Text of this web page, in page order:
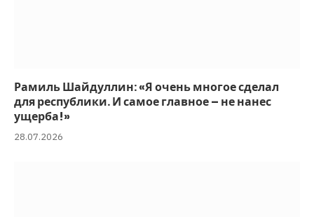
Рамиль Шайдуллин: «Я очень многое сделал
для республики. И самое главное – не нанес
ущерба!»
28.07.2026